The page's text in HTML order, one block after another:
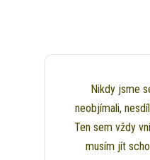
Nikdy jsme
neobjímali,
Ten sem vždy
musím jít